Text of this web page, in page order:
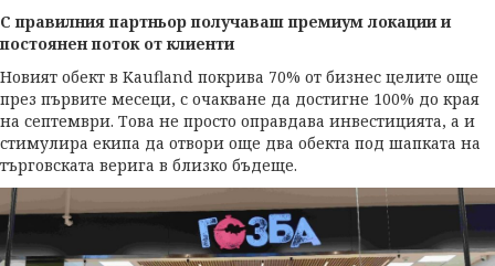
С правилния партньор получаваш премиум локации и
постоянен поток от клиенти
Новият обект в Kaufland покрива 70% от бизнес целите още
през първите месеци, с очакване да достигне 100% до края
на септември. Това не просто оправдава инвестицията, а и
стимулира екипа да отвори още два обекта под шапката на
търговската верига в близко бъдеще.